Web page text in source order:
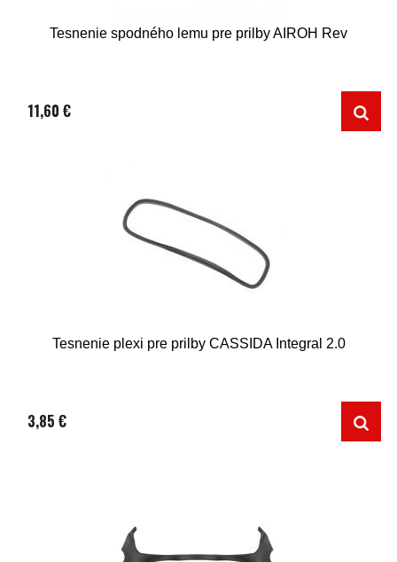
Tesnenie spodného lemu pre prilby AIROH Rev
11,60 €
Tesnenie plexi pre prilby CASSIDA Integral 2.0
3,85 €